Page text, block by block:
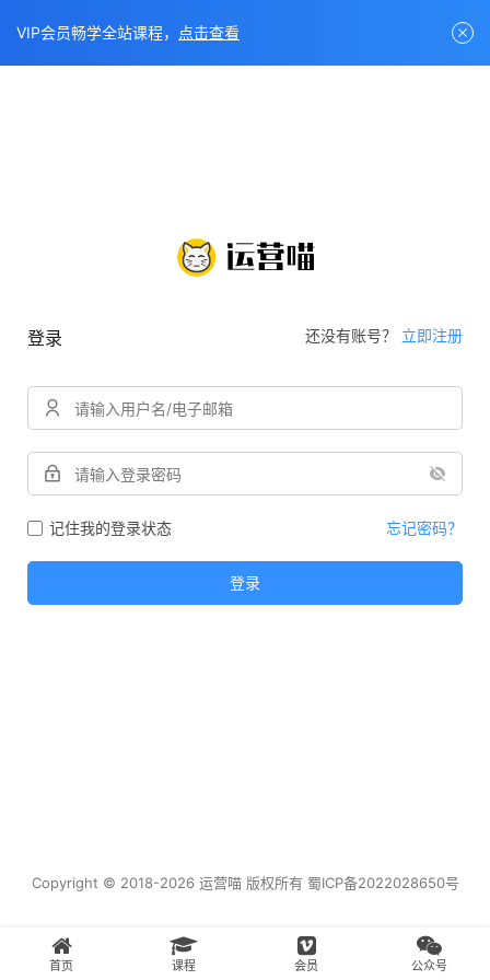
登录 还没有账号？ 立即注册
记住我的登录状态 忘记密码？
登录
Copyright © 2018-2026 运营喵 版权所有 蜀ICP备2022028650号
首页 课程 会员 公众号
VIP会员畅学全站课程， 点击查看